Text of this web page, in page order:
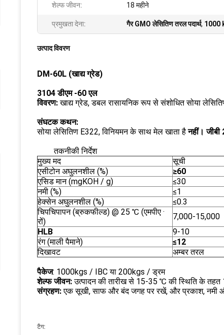
शेल्फ जीवन: 18 महीने
प्रमुखता देना: गैर GMO लेसितिण तरल पदार्थ, 1000
उत्पाद विवरण
DM-60L (खाद्य ग्रेड)
3104 डीएम -60 एल
विवरण:खाद्य ग्रेड, डबल रासायनिक रूप से संशोधित सोया
संघटक कथन:
सोया लेसितिण E322, विनियमन के साथ मेल खाता हैनहीं।
तकनीकी निर्देश
मुख्य मद
सूची
एसीटोन अघुलनशील (%)
≥60
एसिड मान (mgKOH / g)
≤30
नमी (%)
≤1
हेक्सेन अघुलनशील (%)
≤0.3
चिपचिपापन (ब्रुकफील्ड) @ 25 ℃ (एमपीए ·
रों)
7,000-15,000
HLB
9-10
रंग (माली पैमाने)
≤12
दिखावट
अम्बर तरल
पैकेज: 1000kgs / IBC या 200kgs / ड्रम
शेल्फ जीवन:उत्पादन की तारीख से 15-35 ℃ की स्थिति के तहत
संग्रहण:एक सूखी, साफ और बंद जगह पर रखें, और प्रकाश, नमी
टैग: